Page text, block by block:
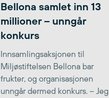
Bellona samlet inn 13
millioner – unngår
konkurs
Innsamlingsaksjonen til
Miljøstiftelsen Bellona bar
frukter, og organisasjonen
unngår dermed konkurs. – Jeg